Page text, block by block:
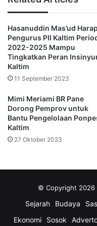
kebutuhan dasar yang
mengingat luasnya
Ditambahkan Wiyono,
satu daerah lumbung
akses konektivitas dan
bagaimana
konsen dari Kabupaten
dari RPJMD yakni
berbasis pertanian,
kolaborasikan ke
dari anggota DPRD
banyak lagi nilai Bankeu
Hasanuddin Mas’ud Harap
Pengurus PII Kaltim
2022-2025 Mampu
Tingkatkan Peran
Kaltim
11 September 2023
Mimi Meriami BR Pane
Dorong Pemprov untuk
Bantu Pengelolaan
Kaltim
27 Oktober 2023
© Copyright 2026
Sejarah Budaya
Ekonomi
Sosok